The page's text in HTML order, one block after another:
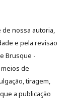
de nossa autoria,
e pela revisão
Brusque -
de
tiragem,
a publicação